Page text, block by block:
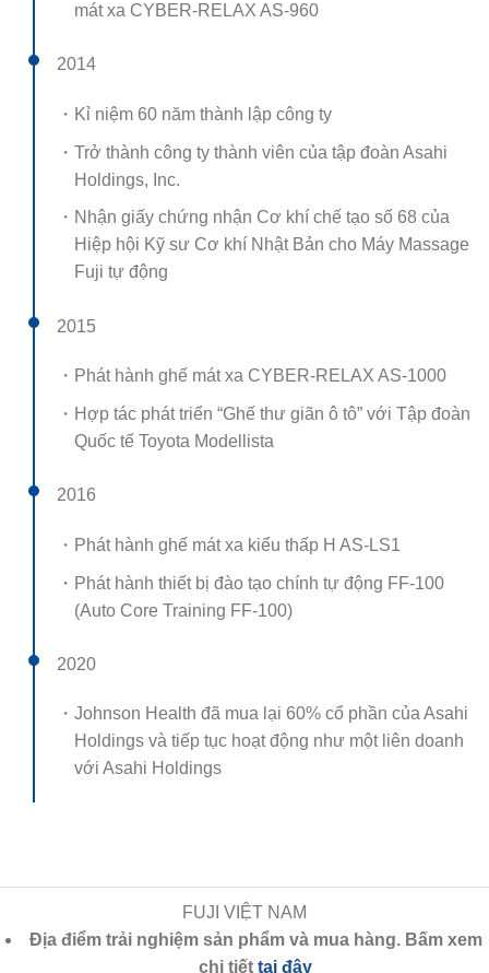
mát xa CYBER-RELAX AS-960
2014
・Kỉ niệm 60 năm thành lập công ty
・Trở thành công ty thành viên của tập đoàn Asahi
Holdings, Inc.
・Nhận giấy chứng nhận Cơ khí chế tạo số 68 của
Hiệp hội Kỹ sư Cơ khí Nhật Bản cho Máy Massage
Fuji tự động
2015
・Phát hành ghế mát xa CYBER-RELAX AS-1000
・Hợp tác phát triển “Ghế thư giãn ô tô” với Tập đoàn
Quốc tế Toyota Modellista
2016
・Phát hành ghế mát xa kiểu thấp H AS-LS1
・Phát hành thiết bị đào tạo chính tự động FF-100
(Auto Core Training FF-100)
2020
・Johnson Health đã mua lại 60% cổ phần của Asahi
Holdings và tiếp tục hoạt động như một liên doanh
với Asahi Holdings
FUJI VIỆT NAM
Địa điểm trải nghiệm sản phẩm và mua hàng. Bấm xem
chi tiếttại đây